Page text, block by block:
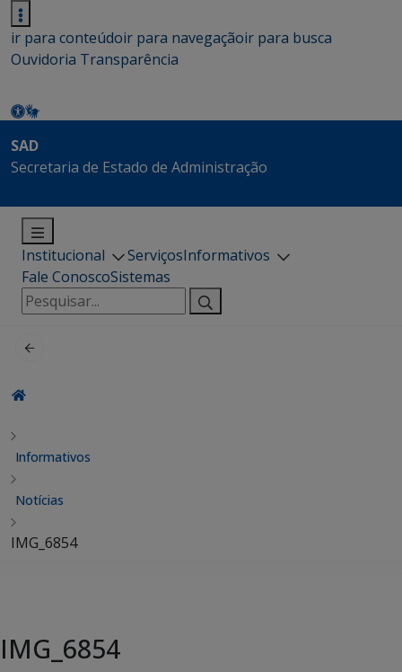
ir para conteúdoir para navegaçãoir para busca
Ouvidoria Transparência
SAD
Secretaria de Estado de Administração
Institucional ServiçosInformativos
Fale ConoscoSistemas
Pesquisar
por:
Informativos
Notícias
IMG_6854
IMG_6854